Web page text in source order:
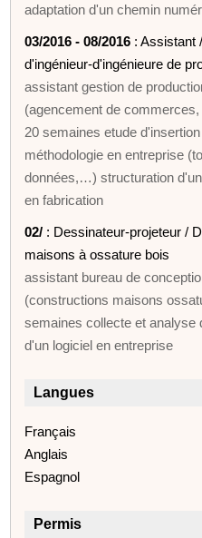
adaptation d'un chemin
03/2016 - 08/2016 : Assistant
d'ingénieur-d'ingénieure de
assistant gestion de
(agencement de
20 semaines etude
méthodologie en entreprise
données,…) structuration
en fabrication
02/ : Dessinateur-projeteur /
maisons à ossature bois
assistant bureau de
(constructions maisons
semaines collecte et analyse
d'un logiciel en entreprise
Langues
Français
Anglais
Espagnol
Permis